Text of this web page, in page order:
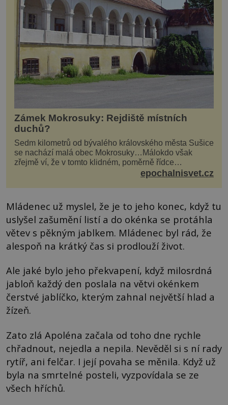
Zámek Mokrosuky: Rejdiště místních
duchů?
Sedm kilometrů od bývalého královského města Sušice
se nachází malá obec Mokrosuky…Málokdo však
zřejmě ví, že v tomto klidném, poměrně řídce
navštěvovaném koutu vesnické Šumavy se nachází
epochalnisvet.cz
Mládenec už myslel, že je to jeho konec, když tu
uslyšel zašumění listí a do okénka se protáhla
větev s pěkným jablkem. Mládenec byl rád, že
alespoň na krátký čas si prodlouží život.
Ale jaké bylo jeho překvapení, když milosrdná
jabloň každý den poslala na větvi okénkem
čerstvé jablíčko, kterým zahnal největší hlad a
žízeň.
Zato zlá Apoléna začala od toho dne rychle
chřadnout, nejedla a nepila. Nevěděl si s ní rady
rytíř, ani felčar. I její povaha se měnila. Když už
byla na smrtelné posteli, vyzpovídala se ze
všech hříchů.